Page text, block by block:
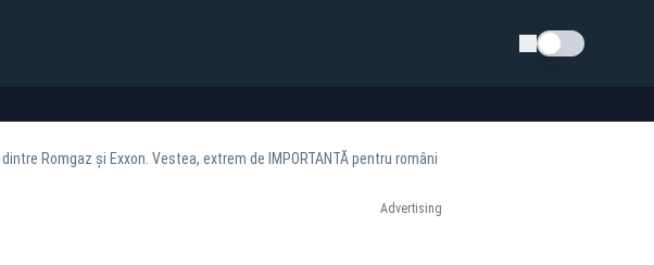
Schimba tema
Romgaz și Exxon. Vestea, extrem de IMPORTANTĂ pentru români
Advertising